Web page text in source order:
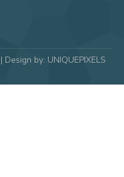
Design by: UNIQUEPIXELS